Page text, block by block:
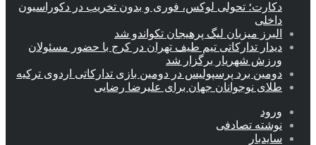
دکارت؛ تحولی لوکس، فوری و بدون تخریب در دکوراسیون
داخلی
البرز میزبان لیگ پرهیجان تکواندو شد
دیدار تدارکاتی تیم طیف تهران در کرج با حضور مسئولان
ورزش شهریار برگزار شد
دومین برد پرسپولیس در دومین بازی تدارکاتی اردوی ترکیه
طلای نوجوانان جهان برای علیرضا رضایی
ورود
نوشته تصادفی
سایدبار